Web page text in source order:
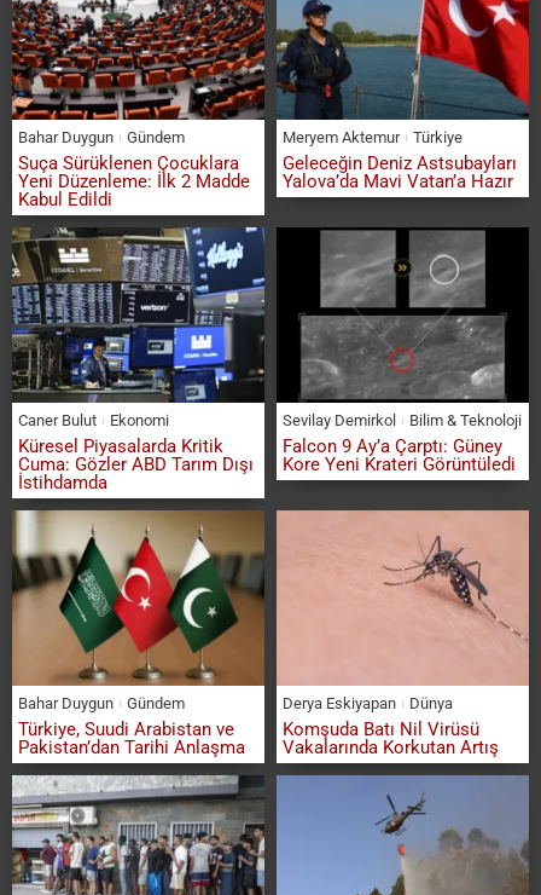
Bahar Duygun Gündem
Suça Sürüklenen Çocuklara
Yeni Düzenleme: İlk 2 Madde
Kabul Edildi
Meryem Aktemur Türkiye
Geleceğin Deniz Astsubayları
Yalova’da Mavi Vatan’a Hazır
Caner Bulut Ekonomi
Küresel Piyasalarda Kritik
Cuma: Gözler ABD Tarım Dışı
İstihdamda
Sevilay Demirkol Bilim & Teknoloji
Falcon 9 Ay’a Çarptı: Güney
Kore Yeni Krateri Görüntüledi
Bahar Duygun Gündem
Türkiye, Suudi Arabistan ve
Pakistan’dan Tarihi Anlaşma
Derya Eskiyapan Dünya
Komşuda Batı Nil Virüsü
Vakalarında Korkutan Artış